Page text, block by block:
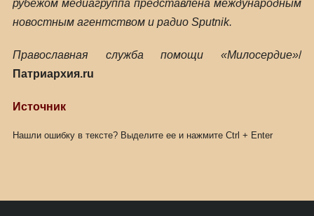
рубежом медиагруппа представлена международным
новостным агентством и радио Sputnik.
Православная служба помощи «Милосердие»/
Патриархия.ru
Источник
Нашли ошибку в тексте? Выделите ее и нажмите Ctrl + Enter